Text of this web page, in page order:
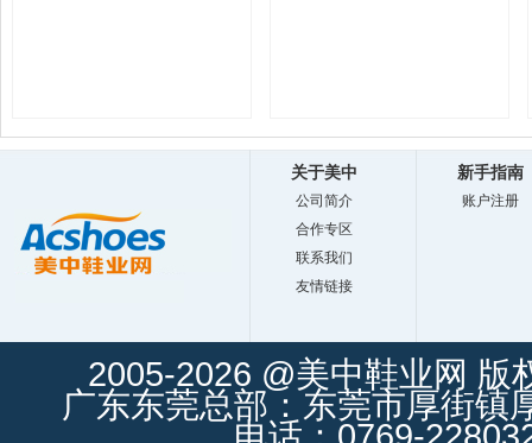
关于美中
公司简介
合作专区
联系我们
友情链接
新手指南
账户注册
2005-2026 @美中鞋业网 版
广东东莞总部：东莞市厚街镇